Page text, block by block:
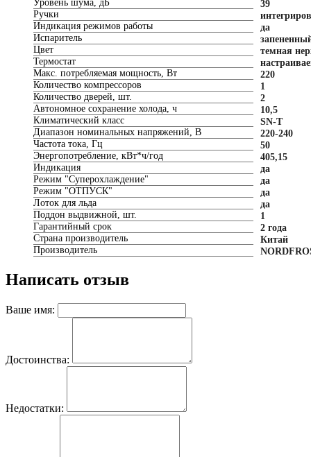
Уровень шума, дБ
39
Ручки
Индикация режимов работы
да
Испаритель
Цвет
темная
Термостат
Макс. потребляемая мощность, Вт
220
Количество компрессоров
1
Количество дверей, шт.
2
Автономное сохранение холода, ч
10,5
Климатический класс
SN-T
Диапазон номинальных напряжений, В
220-240
Частота тока, Гц
50
Энергопотребление, кВт*ч/год
405,15
Индикация
да
Режим "Суперохлаждение"
да
Режим "ОТПУСК"
да
Лоток для льда
да
Поддон выдвижной, шт.
1
Гарантийный срок
2 года
Страна производитель
Китай
Производитель
Написать отзыв
Ваше имя:
Достоинства:
Недостатки: